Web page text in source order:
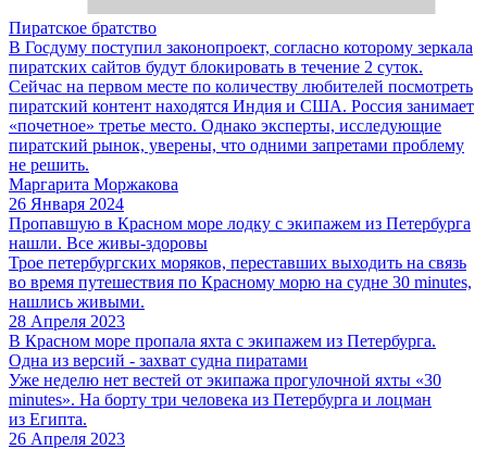
Пиратское братство
В Госдуму поступил законопроект, согласно которому зеркала
пиратских сайтов будут блокировать в течение 2 суток.
Сейчас на первом месте по количеству любителей посмотреть
пиратский контент находятся Индия и США. Россия занимает
«почетное» третье место. Однако эксперты, исследующие
пиратский рынок, уверены, что одними запретами проблему
не решить.
Маргарита Моржакова
26 Января 2024
Пропавшую в Красном море лодку с экипажем из Петербурга
нашли. Все живы-здоровы
Трое петербургских моряков, переставших выходить на связь
во время путешествия по Красному морю на судне 30 minutes,
нашлись живыми.
28 Апреля 2023
В Красном море пропала яхта с экипажем из Петербурга.
Одна из версий - захват судна пиратами
Уже неделю нет вестей от экипажа прогулочной яхты «30
minutes». На борту три человека из Петербурга и лоцман
из Египта.
26 Апреля 2023